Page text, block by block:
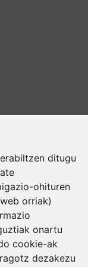
ditugu
ohituren
orriak)
onartu
cookie-ak
dezakezu